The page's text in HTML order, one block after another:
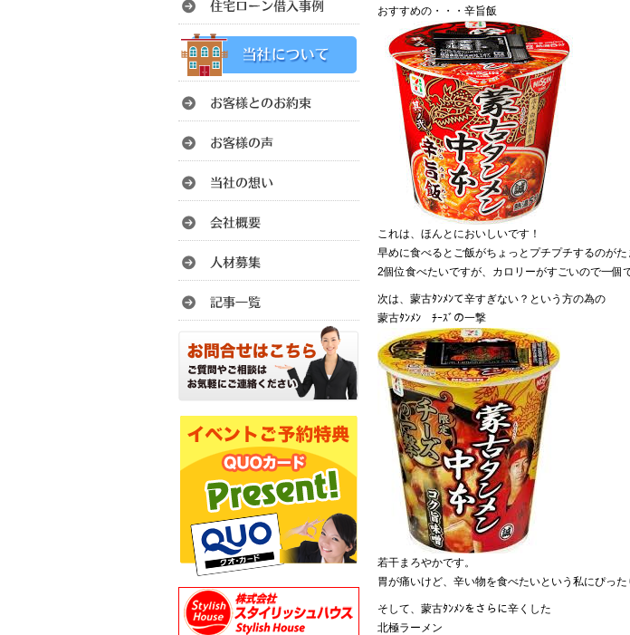
おすすめの・・・辛旨飯
これは、ほんとにおいしいです！
早めに食べるとご飯がちょっとプチプチするのがた
2個位食べたいですが、カロリーがすごいので一個
次は、蒙古ﾀﾝﾒﾝて辛すぎない？という方の為の
蒙古ﾀﾝﾒﾝ ﾁｰｽﾞの一撃
若干まろやかです。
胃が痛いけど、辛い物を食べたいという私にぴった
そして、蒙古ﾀﾝﾒﾝをさらに辛くした
北極ラーメン